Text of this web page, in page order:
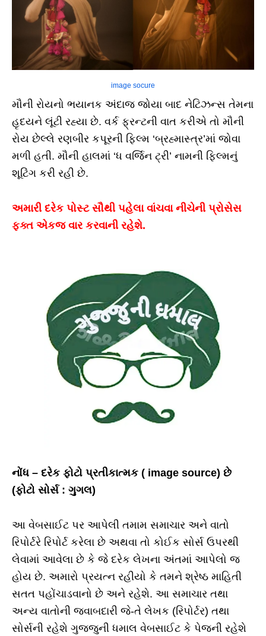
image socure
મૌની રોયનો ભયાનક અંદાજ જોયા બાદ નેટિઝન્સ તેમના
હૃદયને લૂંટી રહ્યા છે. વર્ક ફ્રન્ટની વાત કરીએ તો મૌની
રોય છેલ્લે રણબીર કપૂરની ફિલ્મ ‘બ્રહ્માસ્ત્ર’માં જોવા
મળી હતી. મૌની હાલમાં ‘ધ વર્જિન ટ્રી’ નામની ફિલ્મનું
શૂટિંગ કરી રહી છે.
અમારી દરેક પોસ્ટ સૌથી પહેલા વાંચવા નીચેની પ્રોસેસ
ફક્ત એકજ વાર કરવાની રહેશે.
નોંધ – દરેક ફોટો પ્રતીકાત્મક ( image source) છે
(ફોટો સોર્સ : ગુગલ)
આ વેબસાઈટ પર આપેલી તમામ સમાચાર અને વાતો
રિપોર્ટરે રિપોર્ટ કરેલા છે અથવા તો કોઈક સોર્સ ઉપરથી
લેવામાં આવેલા છે કે જે દરેક લેખના અંતમાં આપેલો જ
હોય છે. અમારો પ્રયત્ન રહીયો કે તમને શ્રેષ્ઠ માહિતી
સતત પહોંચાડવાનો છે અને રહેશે. આ સમાચાર તથા
અન્ય વાતોની જવાબદારી જે-તે લેખક (રિપોર્ટર) તથા
સોર્સની રહેશે ગુજ્જુની ધમાલ વેબસાઈટ કે પેજની રહેશે